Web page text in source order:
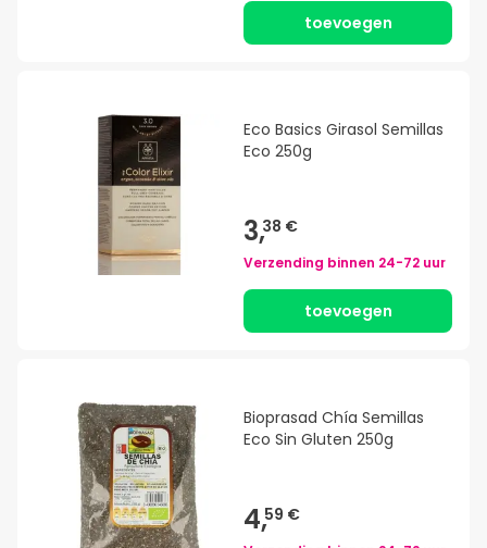
toevoegen
Eco Basics Girasol Semillas
Eco 250g
3,38 €
Verzending binnen 24-72 uur
toevoegen
Bioprasad Chía Semillas
Eco Sin Gluten 250g
4,59 €